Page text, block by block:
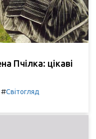
Пчілка: цікаві
#Світогляд